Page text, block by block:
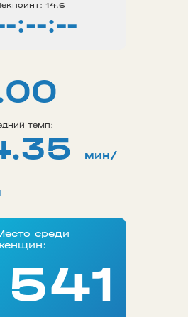
14.6
:--:--
темп:
мин/
среди
541